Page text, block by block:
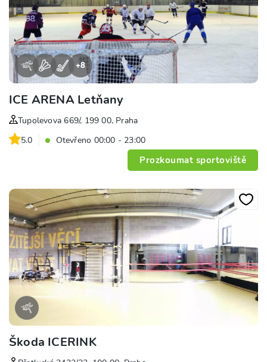
+8
ICE ARENA Letňany
Tupolevova 669/, 199 00, Praha
5.0
Otevřeno 00:00 - 23:00
Prozkoumat sportoviště
Škoda ICERINK